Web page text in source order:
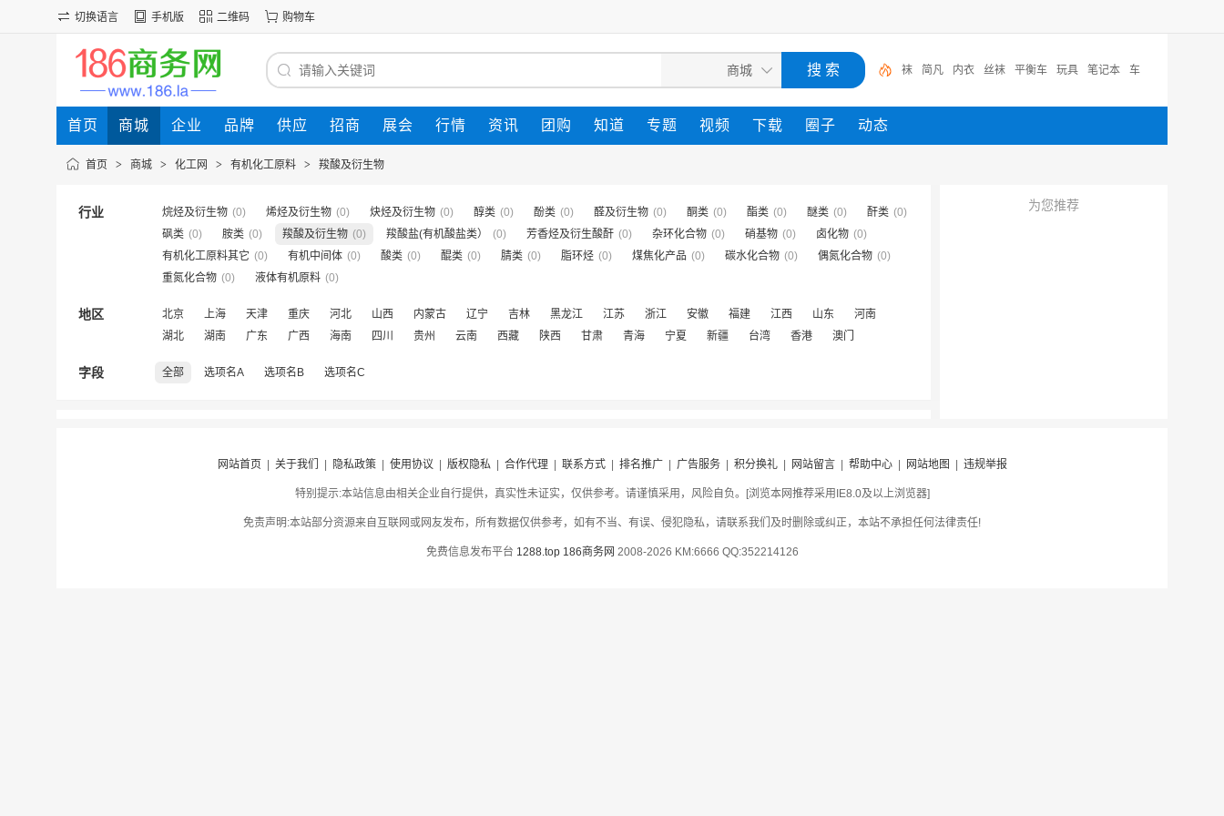
切换语言 手机版 二维码 购物车
袜 简凡 内衣 丝袜 平衡车 玩具 笔记本 车
首页 商城 企业 品牌 供应 招商 展会 行情 资讯 团购 知道 专题 视频 下载 圈子 动态
首页 > 商城 > 化工网 > 有机化工原料 > 羧酸及衍生物
行业 烷烃及衍生物 (0) 烯烃及衍生物 (0) 炔烃及衍生物 (0) 醇类 (0) 酚类 (0) 醛及衍生物 (0) 酮类 (0) 酯类 (0) 醚类 (0) 酐类 (0)
砜类 (0) 胺类 (0) 羧酸及衍生物 (0) 羧酸盐(有机酸盐类） (0) 芳香烃及衍生酸酐 (0) 杂环化合物 (0) 硝基物 (0) 卤化物 (0)
有机化工原料其它 (0) 有机中间体 (0) 酸类 (0) 醌类 (0) 腈类 (0) 脂环烃 (0) 煤焦化产品 (0) 碳水化合物 (0) 偶氮化合物 (0)
重氮化合物 (0) 液体有机原料 (0)
地区 北京 上海 天津 重庆 河北 山西 内蒙古 辽宁 吉林 黑龙江 江苏 浙江 安徽 福建 江西 山东
河南
湖北
湖南 广东 广西 海南 四川 贵州 云南 西藏 陕西 甘肃 青海 宁夏 新疆 台湾 香港 澳门
字段 全部 选项名A 选项名B 选项名C
为您推荐
网站首页 关于我们 隐私政策| 使用协议 版权隐私| 合作代理| 联系方式| 排名推广| 广告服务| 积分换礼| 网站留言| 帮助中心| 网站地图 违规举报
特别提示:本站信息由相关企业自行提供，真实性未证实，仅供参考。请谨慎采用，风险自负。[浏览本网推荐采用IE8.0及以上浏览器]
免责声明:本站部分资源来自互联网或网友发布，所有数据仅供参考，如有不当、有误、侵犯隐私，请联系我们及时删除或纠正，本站不承担任何法律责任!
免费信息发布平台 1288.top 186商务网 2008-2026 KM:6666 QQ:352214126